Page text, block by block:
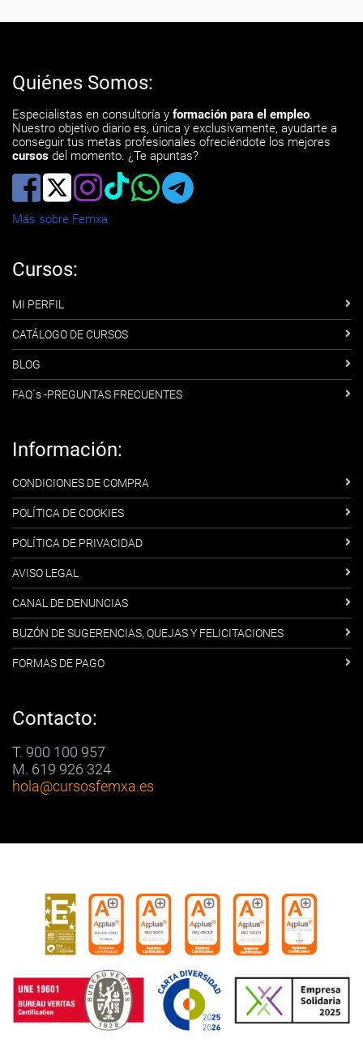
Quiénes Somos:
Especialistas en consultoría y formación para el empleo.
Nuestro objetivo diario es, única y exclusivamente, ayudarte a
conseguir tus metas profesionales ofreciéndote los mejores
cursos del momento. ¿Te apuntas?
Más sobre Femxa
Cursos:
MI PERFIL
CATÁLOGO DE CURSOS
BLOG
FAQ´s -PREGUNTAS FRECUENTES
Información:
CONDICIONES DE COMPRA
POLÍTICA DE COOKIES
POLÍTICA DE PRIVACIDAD
AVISO LEGAL
CANAL DE DENUNCIAS
BUZÓN DE SUGERENCIAS, QUEJAS Y FELICITACIONES
FORMAS DE PAGO
Contacto:
T. 900 100 957
M. 619 926 324
hola@cursosfemxa.es